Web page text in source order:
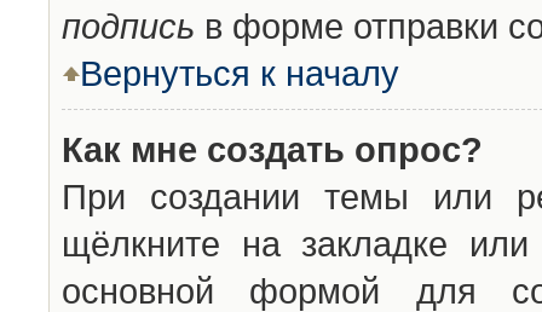
подпись в форме отправки
Вернуться к началу
Как мне создать опрос?
При создании темы или
щёлкните на закладке
основной формой для